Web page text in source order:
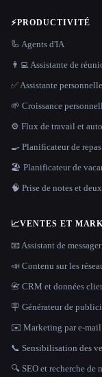
⚡PRODUCTIVITÉ
🦾 Agents d'IA
👨‍💻 Assistante de
✅ Assistante
🌱 Croissance
⚙️ Flux de travail et
🍳 Planificateur de
🏖 Planificateur de
🧠 Prise de notes et
📈VENTES ET
📧 Assistant de
📣 Contenu sur les
📇 CRM et données
🪧 Générateur de
✉️ Marketing par e-mail
📞 Sensibilisation des
🔍 SEO et recherche de